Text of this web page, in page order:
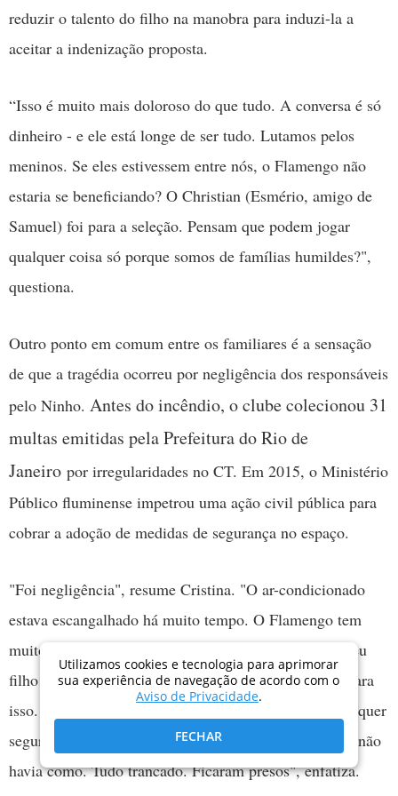
reduzir o talento do filho na manobra para induzi-la a
aceitar a indenização proposta.
“Isso é muito mais doloroso do que tudo. A conversa é só
dinheiro - e ele está longe de ser tudo. Lutamos pelos
meninos. Se eles estivessem entre nós, o Flamengo não
estaria se beneficiando? O Christian (Esmério, amigo de
Samuel) foi para a seleção. Pensam que podem jogar
qualquer coisa só porque somos de famílias humildes?",
questiona.
Outro ponto em comum entre os familiares é a sensação
de que a tragédia ocorreu por negligência dos responsáveis
pelo Ninho. Antes do incêndio, o clube colecionou 31
multas emitidas pela Prefeitura do Rio de
Janeiro por irregularidades no CT. Em 2015, o Ministério
Público fluminense impetrou uma ação civil pública para
cobrar a adoção de medidas de segurança no espaço.
"Foi negligência", resume Cristina. "O ar-condicionado
estava escangalhado há muito tempo. O Flamengo tem
muito dinheiro. Poderiam trocar. Nunca soube que meu
filho dormia em um contêiner. Aquilo não era lugar para
isso. Parecia um presídio, com grade e tudo, sem qualquer
segurança nas madrugadas. Mesmo se tentassem sair, não
havia como. Tudo trancado. Ficaram presos", enfatiza.
Utilizamos cookies e tecnologia para aprimorar
sua experiência de navegação de acordo com o
Aviso de Privacidade.
FECHAR